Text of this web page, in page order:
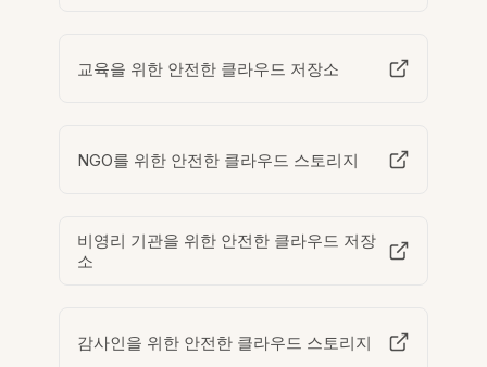
교육을 위한 안전한 클라우드 저장소
NGO를 위한 안전한 클라우드 스토리지
비영리 기관을 위한 안전한 클라우드 저장
소
감사인을 위한 안전한 클라우드 스토리지